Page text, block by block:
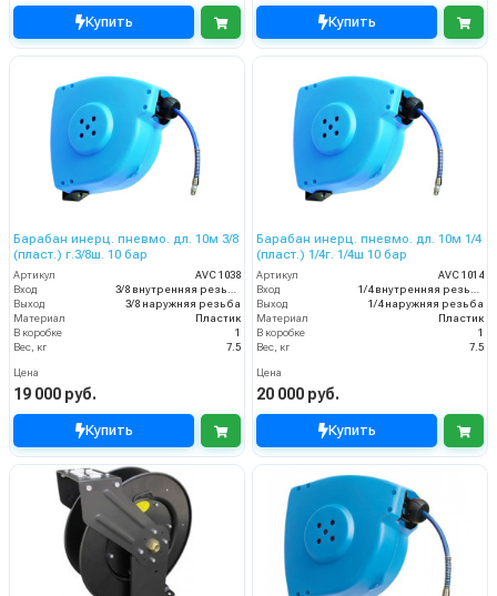
Купить Купить
Барабан инерц. пневмо. дл. 10м 3/8
(пласт.) г.3/8ш. 10 бар
Артикул
AVC 1038
Вход
3/8 внутренняя резьба
Выход
3/8 наружняя резьба
Материал
Пластик
В коробке
1
Вес, кг
7.5
Цена
19 000 руб.
Купить
Барабан инерц. пневмо. дл. 10м 1/4
(пласт.) 1/4г. 1/4ш 10 бар
Артикул
AVC 1014
Вход
1/4 внутренняя резьба
Выход
1/4 наружняя резьба
Материал
Пластик
В коробке
1
Вес, кг
7.5
Цена
20 000 руб.
Купить